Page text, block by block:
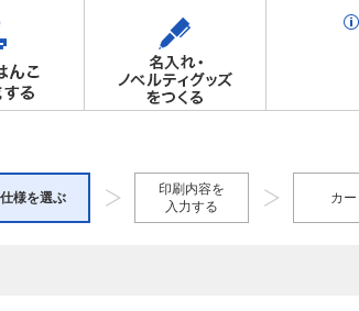
仕様を選ぶ
印刷内容を
入力する
カ